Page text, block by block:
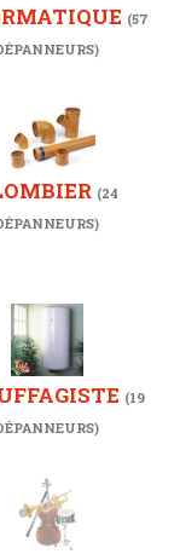
(57
(24
(19